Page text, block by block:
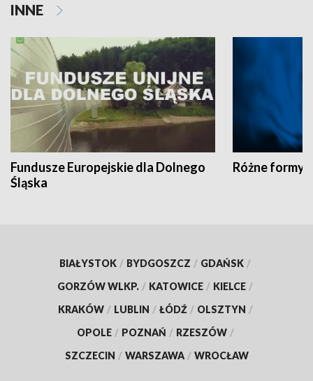
INNE
Fundusze Europejskie dla Dolnego
Śląska
Różne formy
BIAŁYSTOK / BYDGOSZCZ / GDAŃSK /
GORZÓW WLKP. / KATOWICE / KIELCE /
KRAKÓW / LUBLIN / ŁÓDŹ / OLSZTYN /
OPOLE / POZNAŃ / RZESZÓW /
SZCZECIN / WARSZAWA / WROCŁAW